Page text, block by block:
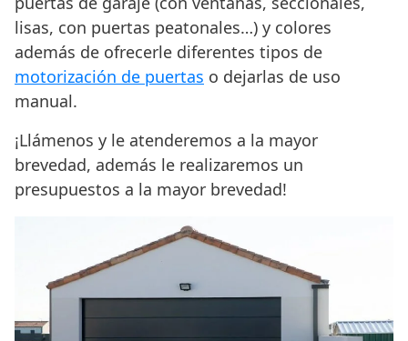
lisas, con puertas peatonales…) y colores
además de ofrecerle diferentes tipos de
motorización de puertas o dejarlas de uso
manual.
¡Llámenos y le atenderemos a la mayor
brevedad, además le realizaremos un
presupuestos a la mayor brevedad!